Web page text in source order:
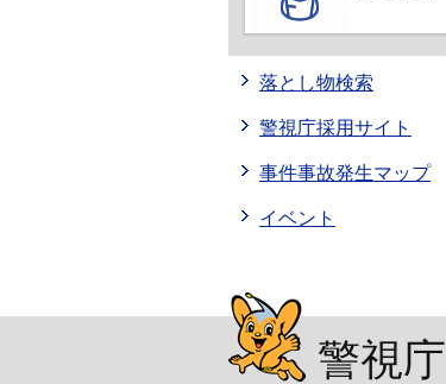
落とし物検索
警視庁採用サイト
事件事故発生マップ
イベント
警視庁